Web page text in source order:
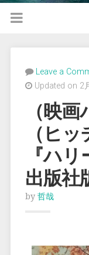
Leave a
Updated on 2
（映
（ヒ
『ハ
出版社
by 哲哉